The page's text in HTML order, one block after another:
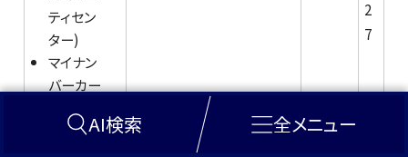
AI検索 全メニュー
ティセン
ター)
マイナン
バーカー
2
7
道路工事のお
自由ヶ丘町内会：令和7年7
建設部